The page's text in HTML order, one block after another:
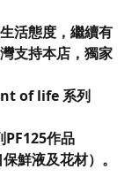
活態度，繼續有
支持本店，獨家
of life 系列
作品
鮮液及花材）。